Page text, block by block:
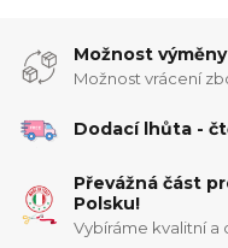
Možnost
Možnost vrácení
Dodací lhůta -
Převážná část
Polsku!
Vybíráme kvalitní a